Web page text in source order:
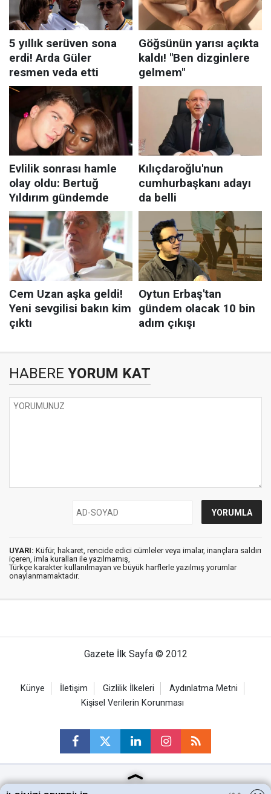
HABERE YORUM KAT
UYARI: Küfür, hakaret, rencide edici cümleler veya imalar, inançlara saldırı
içeren, imla kuralları ile yazılmamış,
Türkçe karakter kullanılmayan ve büyük harflerle yazılmış yorumlar
onaylanmamaktadır.
Gazete İlk Sayfa © 2012
Künye İletişim Gizlilik İlkeleri
Aydınlatma Metni
Kişisel Verilerin Korunması